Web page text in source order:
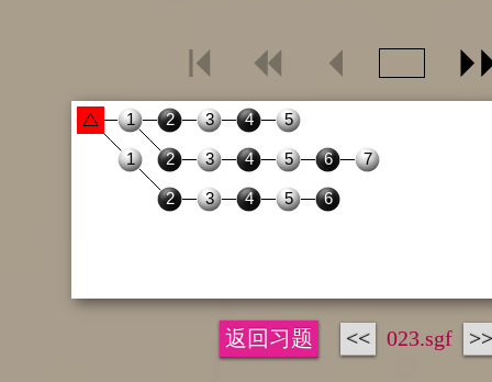
返回习题 << 023.sgf >>